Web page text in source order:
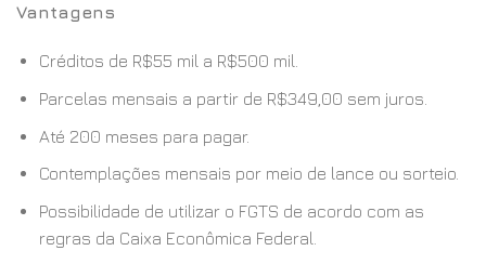
Vantagens
Créditos de R$55 mil a R$500 mil.
Parcelas mensais a partir de R$349,00 sem juros.
Até 200 meses para pagar.
Contemplações mensais por meio de lance ou sorteio.
Possibilidade de utilizar o FGTS de acordo com as
regras da Caixa Econômica Federal.